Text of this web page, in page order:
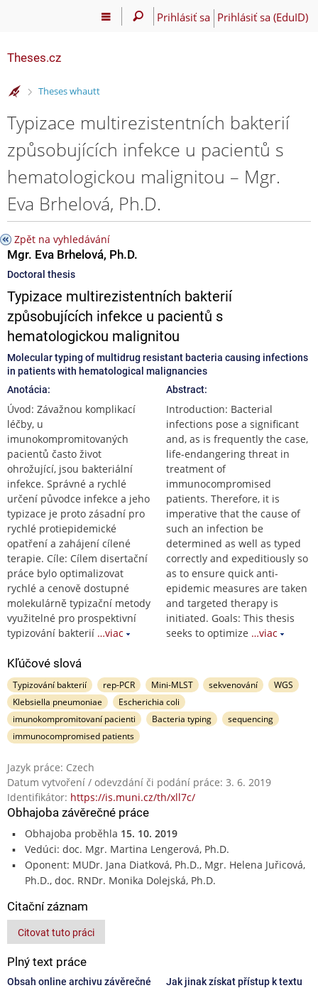
Prihlásiť sa Prihlásiť sa (EduID)
Theses.cz
>
Theses whautt
Typizace multirezistentních bakterií
způsobujících infekce u pacientů s
hematologickou malignitou – Mgr.
Eva Brhelová, Ph.D.
Zpět na vyhledávání
Mgr. Eva Brhelová, Ph.D.
Doctoral thesis
Typizace multirezistentních bakterií
způsobujících infekce u pacientů s
hematologickou malignitou
Molecular typing of multidrug resistant bacteria causing infections
in patients with hematological malignancies
Anotácia:
Úvod: Závažnou komplikací
léčby, u
imunokompromitovaných
pacientů často život
ohrožující, jsou bakteriální
infekce. Správné a rychlé
určení původce infekce a jeho
typizace je proto zásadní pro
rychlé protiepidemické
opatření a zahájení cílené
terapie. Cíle: Cílem disertační
práce bylo optimalizovat
rychlé a cenově dostupné
molekulárně typizační metody
využitelné pro prospektivní
typizování bakterií …viac
Abstract:
Introduction: Bacterial
infections pose a significant
and, as is frequently the case,
life-endangering threat in
treatment of
immunocompromised
patients. Therefore, it is
imperative that the cause of
such an infection be
determined as well as typed
correctly and expeditiously so
as to ensure quick anti-
epidemic measures are taken
and targeted therapy is
initiated. Goals: This thesis
seeks to optimize …viac
Kľúčové slová
Typizování bakterií rep-PCR Mini-MLST sekvenování
WGS
Klebsiella pneumoniae
Escherichia coli
imunokompromitovaní pacienti
Bacteria typing
sequencing
immunocompromised patients
Jazyk práce: Czech
Datum vytvoření / odevzdání či podání práce: 3. 6. 2019
Identifikátor: https://is.muni.cz/th/xll7c/
Obhajoba závěrečné práce
Obhajoba proběhla 15. 10. 2019
Vedúci: doc. Mgr. Martina Lengerová, Ph.D.
Oponent: MUDr. Jana Diatková, Ph.D., Mgr. Helena Juřicová,
Ph.D., doc. RNDr. Monika Dolejská, Ph.D.
Citační záznam
Citovat tuto práci
Plný text práce
Obsah online archivu závěrečné
Jak jinak získat přístup k textu